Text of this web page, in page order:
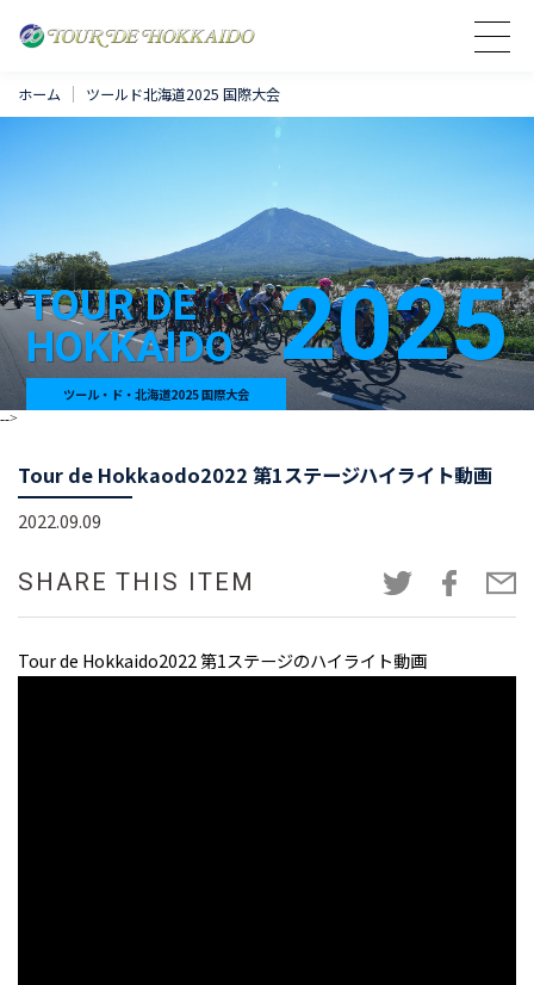
ホーム ツールド北海道2025 国際大会
TOUR DE
HOKKAIDO 2025
ツール・ド・北海道2025 国際大会
-->
Tour de Hokkaodo2022 第1ステージハイライト動画
2022.09.09
SHARE THIS ITEM
Tour de Hokkaido2022 第1ステージのハイライト動画